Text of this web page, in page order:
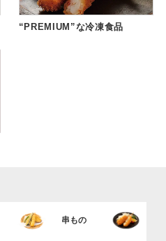
“PREMIUM”な冷凍食品
串もの